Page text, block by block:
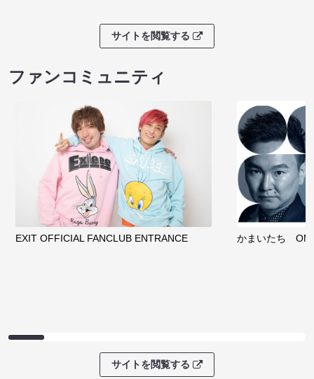
サイトを閲覧する
ファンコミュニティ
EXIT OFFICIAL FANCLUB ENTRANCE かまいたち
サイトを閲覧する